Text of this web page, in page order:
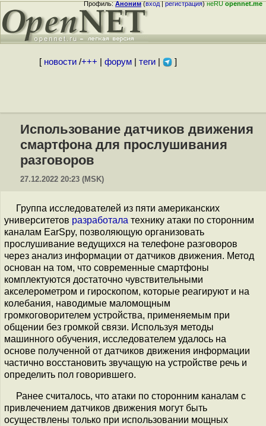
Профиль:Аноним(вход|регистрация)неRUopennet.me
[ новости/+++ форум| теги| ]
Использование датчиков движения
смартфона для прослушивания
разговоров
27.12.2022 20:23 (MSK)
Группа исследователей из пяти американских
университетов разработала технику атаки по сторонним
каналам EarSpy, позволяющую организовать
прослушивание ведущихся на телефоне разговоров
через анализ информации от датчиков движения. Метод
основан на том, что современные смартфоны
комплектуются достаточно чувствительными
акселерометром и гироскопом, которые реагируют и на
колебания, наводимые маломощным
громкоговорителем устройства, применяемым при
общении без громкой связи. Используя методы
машинного обучения, исследователем удалось на
основе полученной от датчиков движения информации
частично восстановить звучащую на устройстве речь и
определить пол говорившего.
Ранее считалось, что атаки по сторонним каналам c
привлечением датчиков движения могут быть
осуществлены только при использовании мощных